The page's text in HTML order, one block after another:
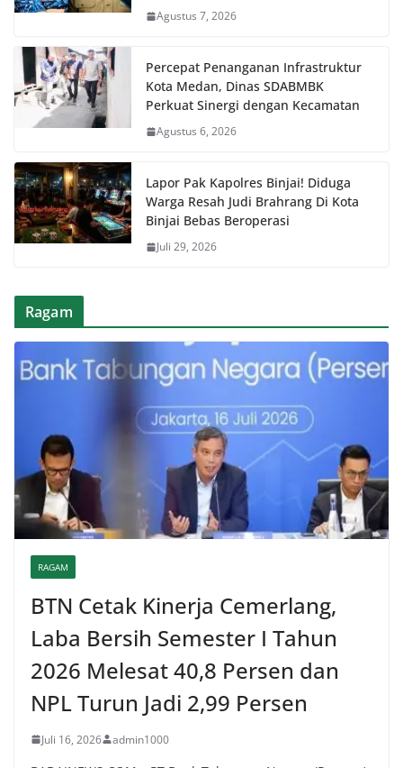
Agustus 7, 2026
Percepat Penanganan Infrastruktur
Kota Medan, Dinas SDABMBK
Perkuat Sinergi dengan Kecamatan
Agustus 6, 2026
Lapor Pak Kapolres Binjai! Diduga
Warga Resah Judi Brahrang Di Kota
Binjai Bebas Beroperasi
Juli 29, 2026
Ragam
RAGAM
BTN Cetak Kinerja Cemerlang,
Laba Bersih Semester I Tahun
2026 Melesat 40,8 Persen dan
NPL Turun Jadi 2,99 Persen
Juli 16, 2026 admin1000